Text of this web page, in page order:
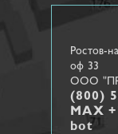
Ростов-
оф 33
ООО
(800)
МАХ
bot